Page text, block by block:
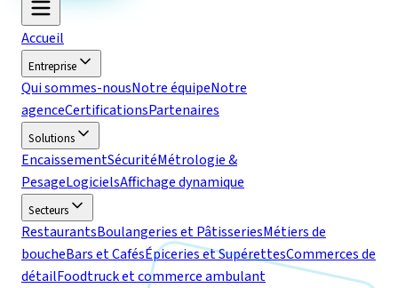
Accueil
Entreprise
Qui sommes-nousNotre équipeNotre
agenceCertificationsPartenaires
Solutions
EncaissementSécuritéMétrologie &
PesageLogicielsAffichage dynamique
Secteurs
RestaurantsBoulangeries et PâtisseriesMétiers de
boucheBars et CafésÉpiceries et SupérettesCommerces de
détailFoodtruck et commerce ambulant